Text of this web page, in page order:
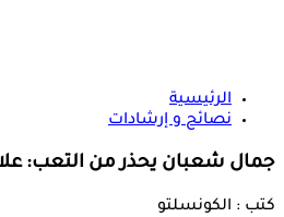
الرئيسية
نصائح و إرشادات
جمال شعبان يحذر من التعب:
كتب : الكونسلتو